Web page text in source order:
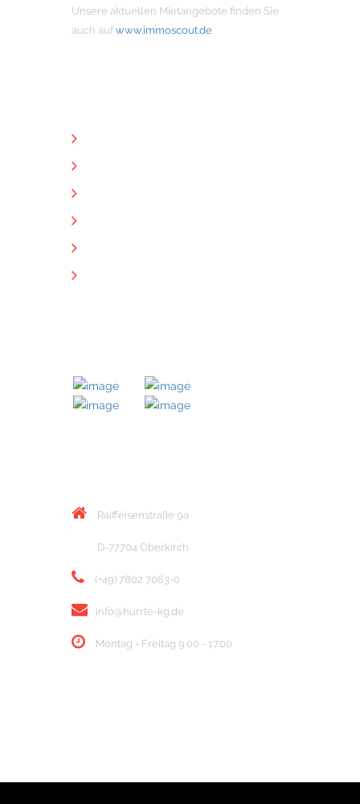
Unsere aktuellen Mietangebote finden Sie
auch auf www.immoscout.de
Raiffeisenstraße 9a
D-77704 Oberkirch
(+49) 7802 7063-0
info@hurrle-kg.de
Montag - Freitag 9.00 - 17.00